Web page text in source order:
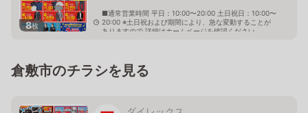
8枚
■通常営業時間 平日：10:00〜20:00 土日祝日：10:00〜
20:00 ※土日祝および期間により、急な変動することが
ありますので 詳細はホームページを確認ください
倉敷市のチラシを見る